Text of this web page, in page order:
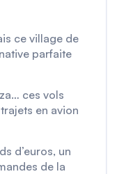
ce village de
parfaite
ces vols
en avion
d’euros, un
de la